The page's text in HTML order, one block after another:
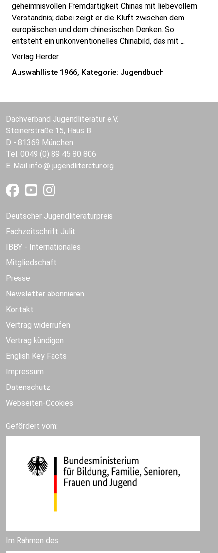
geheimnisvollen Fremdartigkeit Chinas mit liebevollem
Verständnis; dabei zeigt er die Kluft zwischen dem
europäischen und dem chinesischen Denken. So
entsteht ein unkonventionelles Chinabild, das mit ...
Verlag Herder
Auswahlliste 1966, Kategorie: Jugendbuch
Dachverband Jugendliteratur e.V.
Steinerstraße 15, Haus B
D - 81369 München
Tel. 0049 (0) 89 45 80 806
E-Mail info jugendliteratur.org
Deutscher Jugendliteraturpreis
Fachzeitschrift Julit
IBBY - Internationales
Mitgliedschaft
Presse
Newsletter abonnieren
Kontakt
Vertrag widerrufen
Vertrag kündigen
English Key Facts
Impressum
Datenschutz
Webseiten-Cookies
Gefördert vom:
Im Rahmen des: